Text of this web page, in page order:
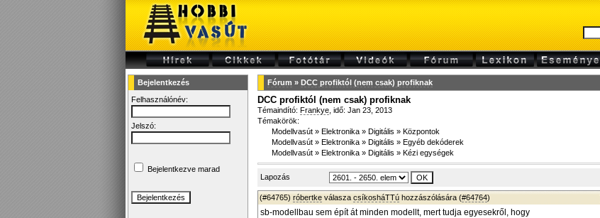
Bejelentkezés
Felhasználónév:
Jelszó:
Bejelentkezve marad
Fórum » DCC profiktól (nem csak) profiknak
DCC profiktól (nem csak) profiknak
Témaindító: Frankye , idő: Jan 23, 2013
Témakörök:
Modellvasút » Elektronika » Digitális » Központok
Modellvasút » Elektronika » Digitális » Egyéb dekóderek
Modellvasút » Elektronika » Digitális » Kézi egységek
Lapozás
(#64765) róbertke válasza csíkosháTTú hozzászólására (#64764)
sb-modellbau sem épít át minden modellt, mert tudja egyesekről, hogy